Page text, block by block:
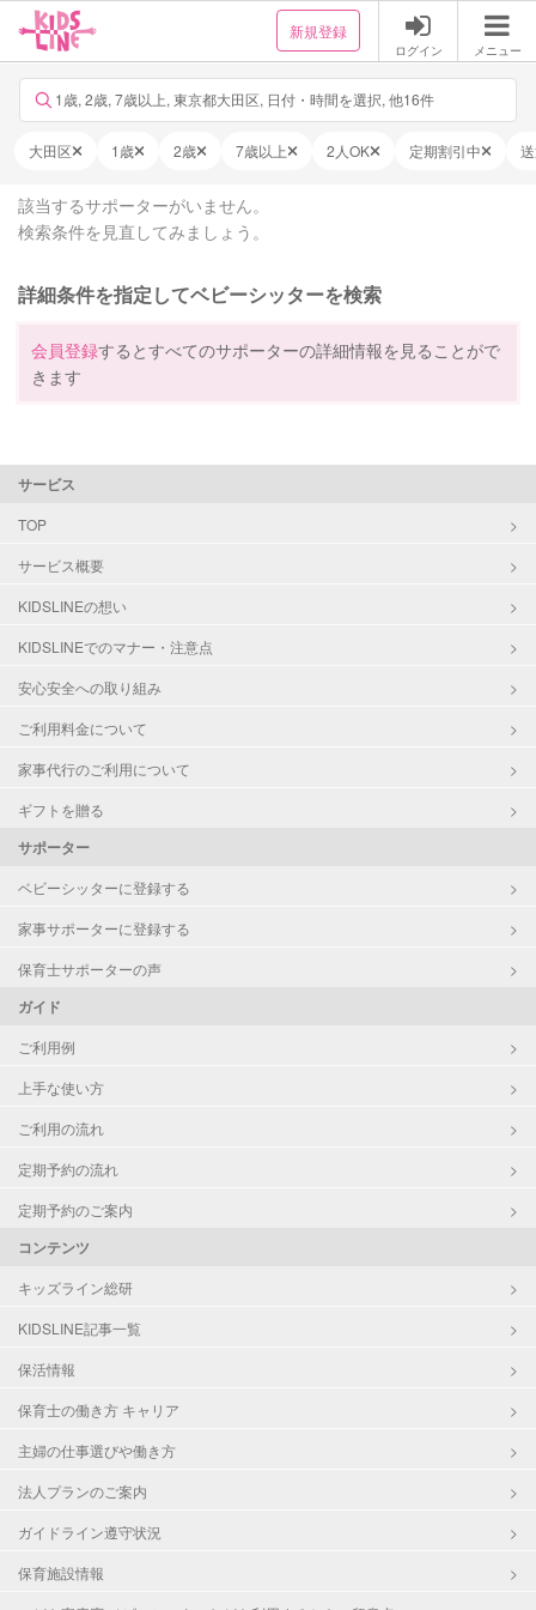
新規登録
ログイン メニュー
1歳, 2歳, 7歳以上, 東京都大田区, 日付・時間を選択, 他16件
大田区 1歳 2歳 7歳以上 2人OK 定期割引中
該当するサポーターがいません。
検索条件を見直してみましょう。
詳細条件を指定してベビーシッターを検索
会員登録するとすべてのサポーターの詳細情報を見ることがで
きます
サービス
TOP
サービス概要
KIDSLINEの想い
KIDSLINEでのマナー・注意点
安心安全への取り組み
ご利用料金について
家事代行のご利用について
ギフトを贈る
サポーター
ベビーシッターに登録する
家事サポーターに登録する
保育士サポーターの声
ガイド
ご利用例
上手な使い方
ご利用の流れ
定期予約の流れ
定期予約のご案内
コンテンツ
キッズライン総研
KIDSLINE記事一覧
保活情報
保育士の働き方 キャリア
主婦の仕事選びや働き方
法人プランのご案内
ガイドライン遵守状況
保育施設情報